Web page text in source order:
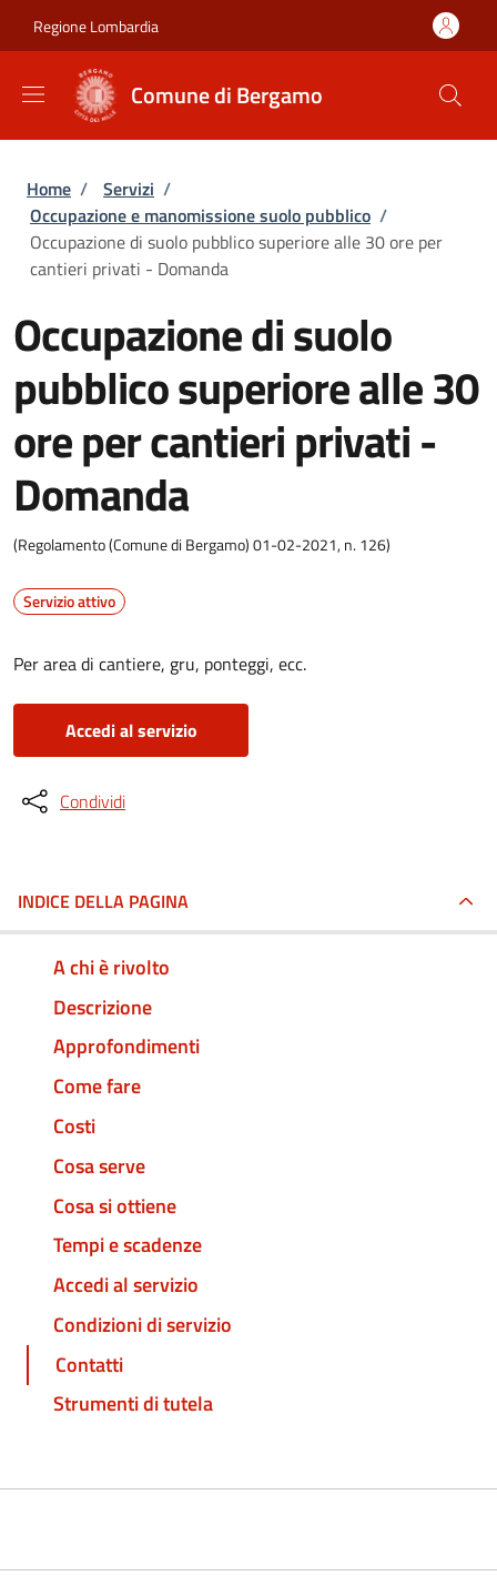
Regione Lombardia
Comune di Bergamo
Briciole di pane
Home / Servizi /
Occupazione e manomissione suolo pubblico /
Occupazione di suolo pubblico superiore alle 30 ore per
cantieri privati - Domanda
Occupazione di suolo
pubblico superiore alle 30
ore per cantieri privati -
Domanda
(Regolamento (Comune di Bergamo) 01-02-2021, n. 126)
Servizio attivo
Per area di cantiere, gru, ponteggi, ecc.
Accedi al servizio
Condividi
INDICE DELLA PAGINA
A chi è rivolto
Descrizione
Approfondimenti
Come fare
Costi
Cosa serve
Cosa si ottiene
Tempi e scadenze
Accedi al servizio
Condizioni di servizio
Contatti
Strumenti di tutela